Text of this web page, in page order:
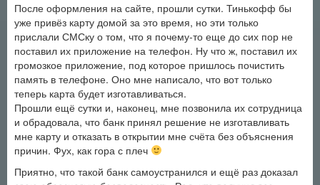
После оформления на сайте, прошли сутки. Тинькофф бы
уже привёз карту домой за это время, но эти только
прислали СМСку о том, что я почему-то еще до сих пор не
поставил их приложение на телефон. Ну что ж, поставил их
громозкое приложение, под которое пришлось почистить
память в телефоне. Оно мне написало, что вот только
теперь карта будет изготавливаться.
Прошли ещё сутки и, наконец, мне позвонила их сотрудница
и обрадовала, что банк принял решение не изготавливать
мне карту и отказать в открытии мне счёта без объяснения
причин. Фух, как гора с плеч
Приятно, что такой банк самоустранился и ещё раз доказал